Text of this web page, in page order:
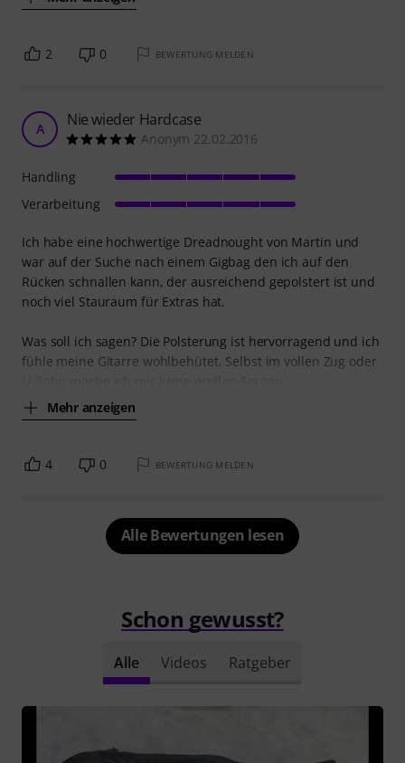
2 0 BEWERTUNG MELDEN
A Nie wieder Hardcase
Anonym 22.02.2016
Ich habe eine hochwertige Dreadnought von Martin und
war auf der Suche nach einem Gigbag den ich auf den
Rücken schnallen kann, der ausreichend gepolstert ist und
noch viel Stauraum für Extras hat.
Was soll ich sagen? Die Polsterung ist hervorragend und ich
fühle meine Gitarre wohlbehütet. Selbst im vollen Zug oder
Mehr anzeigen
Handling
Verarbeitung
4 0 BEWERTUNG MELDEN
Alle Bewertungen lesen
Schon gewusst?
Alle Videos Ratgeber